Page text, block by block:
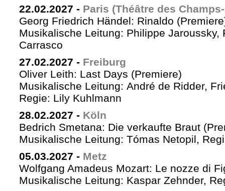
22.02.2027 - Paris (Théâtre des
Georg Friedrich Händel: Rinaldo
Musikalische Leitung: Philippe Jaroussky,
Carrasco
27.02.2027 - Freiburg
Oliver Leith: Last Days (Premiere)
Musikalische Leitung: André de Ridder,
Regie: Lily Kuhlmann
28.02.2027 - Köln
Bedrich Smetana: Die verkaufte Braut
Musikalische Leitung: Tómas Netopil,
05.03.2027 - Metz
Wolfgang Amadeus Mozart: Le nozze di
Musikalische Leitung: Kaspar Zehnder,